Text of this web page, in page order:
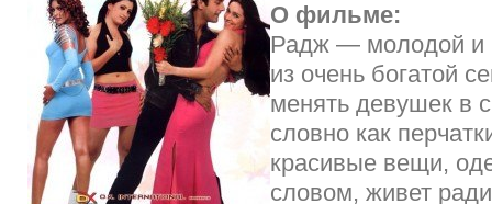
О фильме:
Радж — молодой и
из очень богатой
менять девушек в
словно как
красивые вещи,
словом, живет